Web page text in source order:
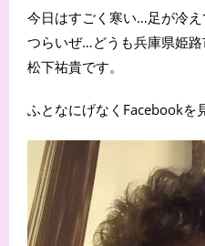
今日はすごく寒い…足が冷
つらいぜ…どうも兵庫県姫
松下祐貴です。
ふとなにげなくFacebookを